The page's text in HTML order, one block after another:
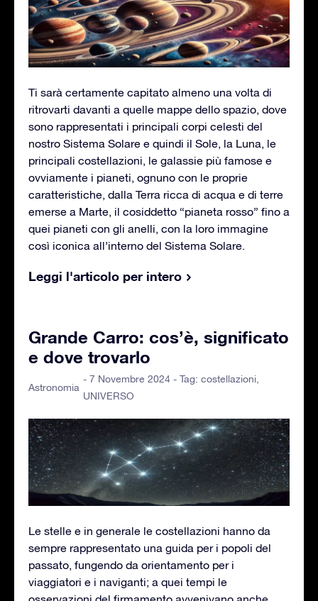
Ti sarà certamente capitato almeno una volta di
ritrovarti davanti a quelle mappe dello spazio, dove
sono rappresentati i principali corpi celesti del
nostro Sistema Solare e quindi il Sole, la Luna, le
principali costellazioni, le galassie più famose e
ovviamente i pianeti, ognuno con le proprie
caratteristiche, dalla Terra ricca di acqua e di terre
emerse a Marte, il cosiddetto “pianeta rosso” fino a
quei pianeti con gli anelli, con la loro immagine
così iconica all’interno del Sistema Solare.
Leggi l'articolo per intero
Grande Carro: cos’è, significato
e dove trovarlo
Astronomia
- 7 Novembre 2024 - Tag: costellazioni
UNIVERSO
Le stelle e in generale le costellazioni hanno da
sempre rappresentato una guida per i popoli del
passato, fungendo da orientamento per i
viaggiatori e i naviganti; a quei tempi le